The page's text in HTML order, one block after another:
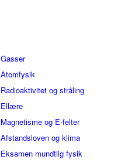
Gasser
Atomfysik
Radioaktivitet og stråling
Ellære
Magnetisme og E-felter
Afstandsloven og klima
Eksamen mundtlig fysik